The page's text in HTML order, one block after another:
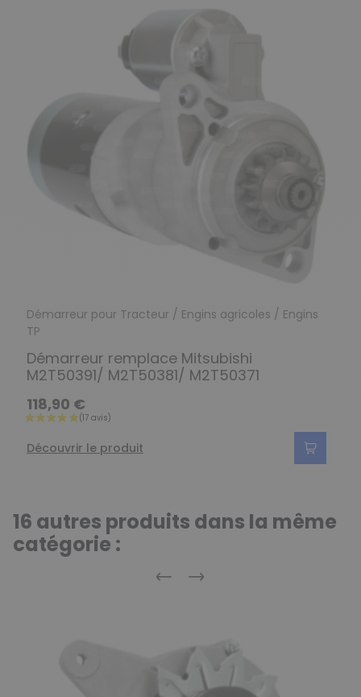
Démarreur pour Tracteur / Engins agricoles / Engins
TP
Démarreur remplace Mitsubishi
M2T50391/ M2T50381/ M2T50371
118,90 €
Découvrir le produit
16 autres produits dans la même
catégorie :
Précédent
Suivant